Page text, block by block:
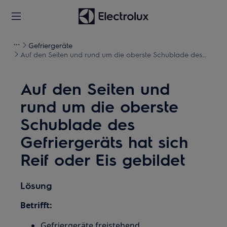
Gefriergeräte
Auf den Seiten und rund um die oberste Schublade des
Auf den Seiten und
rund um die oberste
Schublade des
Gefriergeräts hat sich
Reif oder Eis gebildet
Lösung
Betrifft: